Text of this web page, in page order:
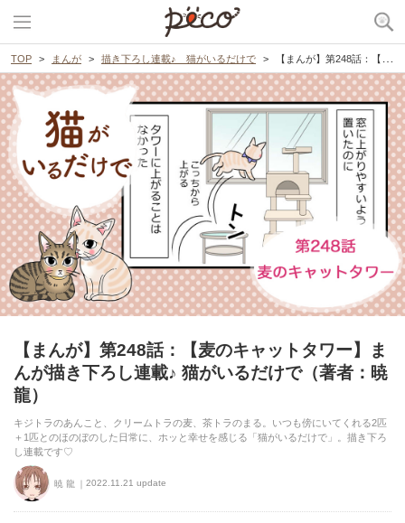
TOP まんが 描き下ろし連載♪ 猫がいるだけで 【まんが】第248話：【麦のキャットタワー】まんが描き下ろし連載♪ 猫がいるだけで（著者：暁龍）
【まんが】第248話：【麦のキャットタワー】ま
んが描き下ろし連載♪ 猫がいるだけで（著者：暁
龍）
キジトラのあんこと、クリームトラの麦、茶トラのまる。いつも傍にいてくれる2匹
＋1匹とのほのぼのした日常に、ホッと幸せを感じる「猫がいるだけで」。描き下ろ
し連載です♡
暁 龍 2022.11.21 update